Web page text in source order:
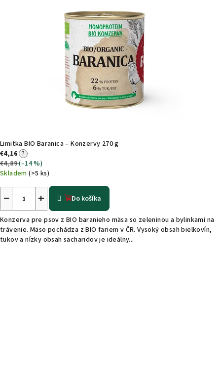
Limitka BIO Baranica – Konzervy 270 g
€4,16 ?
€4,89(–14 %)
Skladem(>5 ks)
+
− Do košíka
Konzerva pre psov z BIO baranieho mäsa so zeleninou a bylinkami na
trávenie. Mäso pochádza z BIO fariem v ČR. Vysoký obsah bielkovín,
tukov a nízky obsah sacharidov je ideálny...